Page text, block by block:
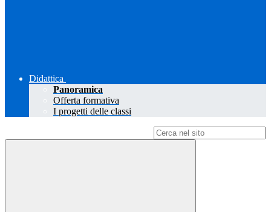
Didattica
Panoramica
Offerta formativa
I progetti delle classi